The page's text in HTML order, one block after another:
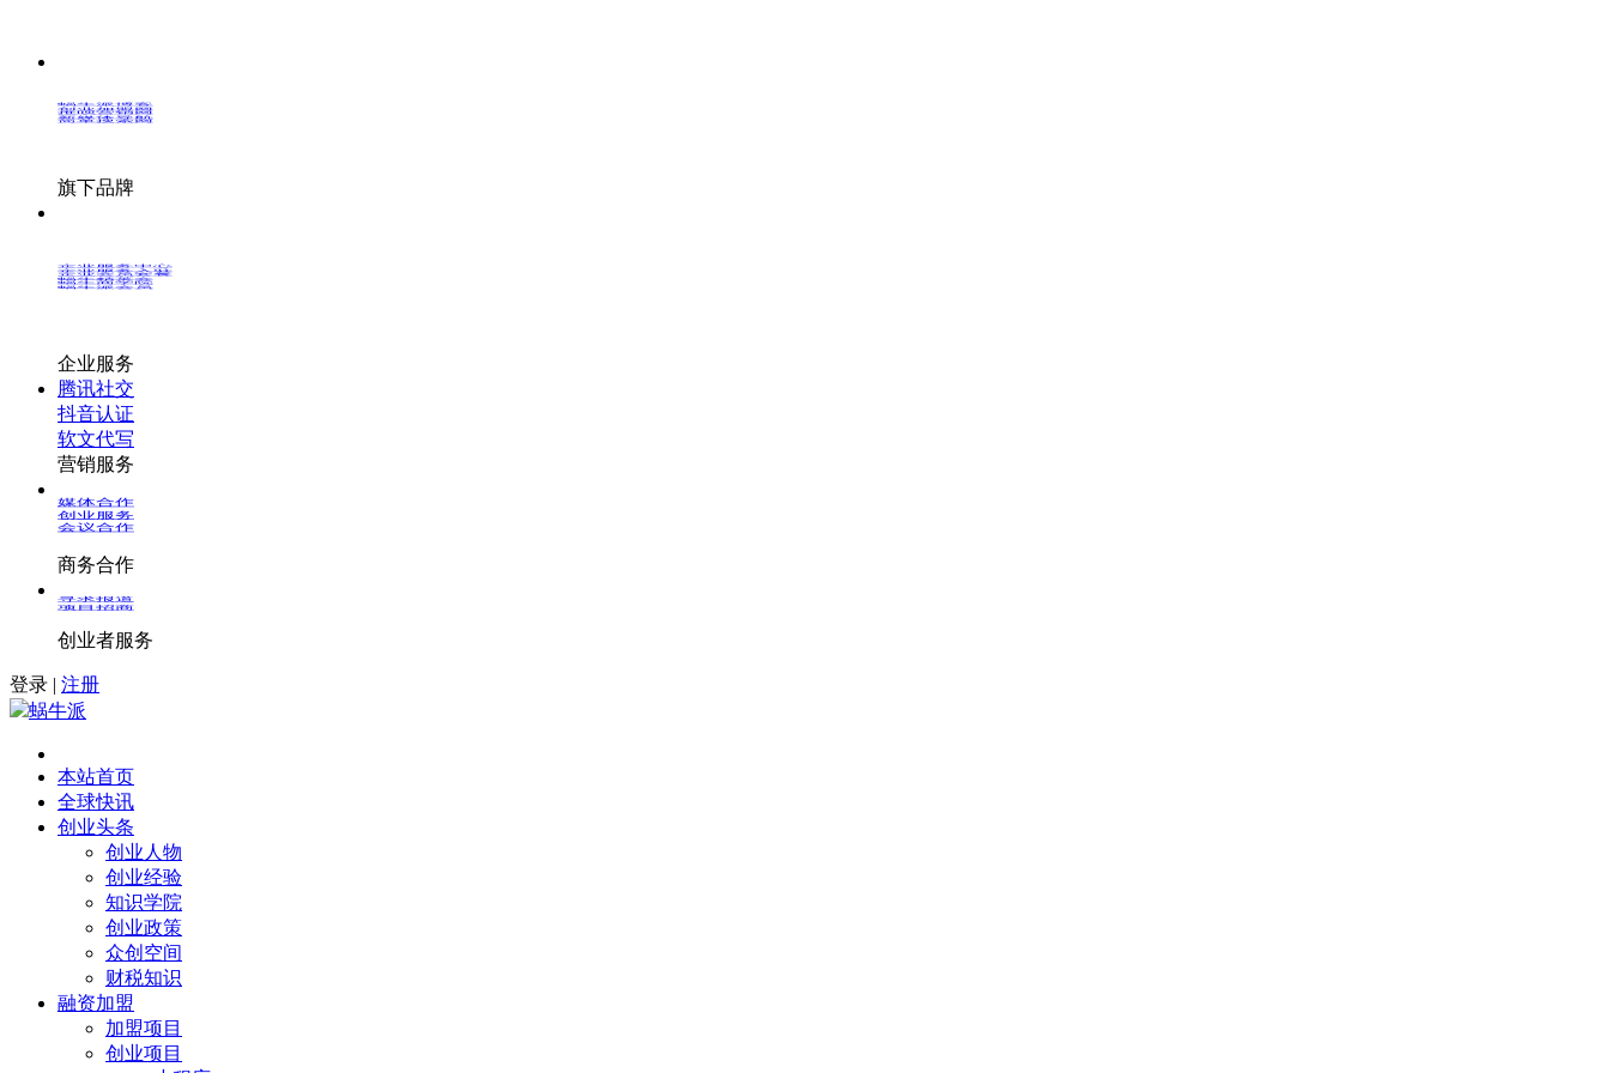
蜗牛派博客
创业加盟网
推呗营销网
新媒体导航
简单搜索网
旗下品牌
企业服务入驻
蜗牛精英会
蜗牛派会员
企业服务
腾讯社交
抖音认证
软文代写
营销服务
媒体合作
创业服务
会议合作
商务合作
寻求报道
项目招商
创业者服务
登录 | 注册
蜗牛派
本站首页
全球快讯
创业头条
创业人物
创业经验
知识学院
创业政策
众创空间
财税知识
融资加盟
加盟项目
创业项目